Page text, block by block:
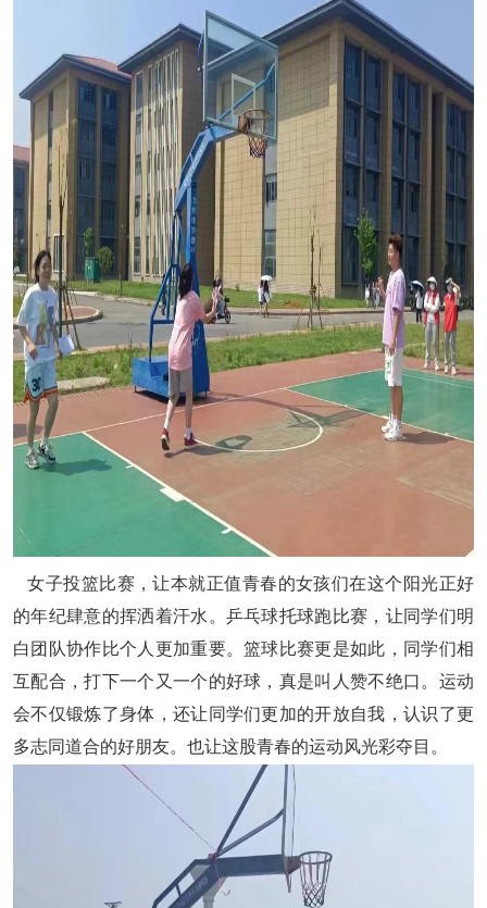
女子投篮比赛，让本就正值青春的女孩们在这个阳光正好
的年纪肆意的挥洒着汗水。乒乓球托球跑比赛，让同学们明
白团队协作比个人更加重要。篮球比赛更是如此，同学们相
互配合，打下一个又一个的好球，真是叫人赞不绝口。运动
会不仅锻炼了身体，还让同学们更加的开放自我，认识了更
多志同道合的好朋友。也让这股青春的运动风光彩夺目 。